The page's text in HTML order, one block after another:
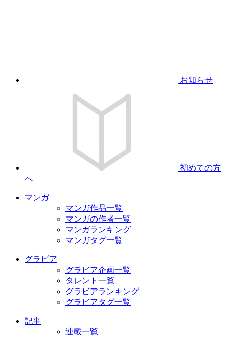
お知らせ
初めての方
へ
マンガ
マンガ作品一覧
マンガの作者一覧
マンガランキング
マンガタグ一覧
グラビア
グラビア企画一覧
タレント一覧
グラビアランキング
グラビアタグ一覧
記事
連載一覧